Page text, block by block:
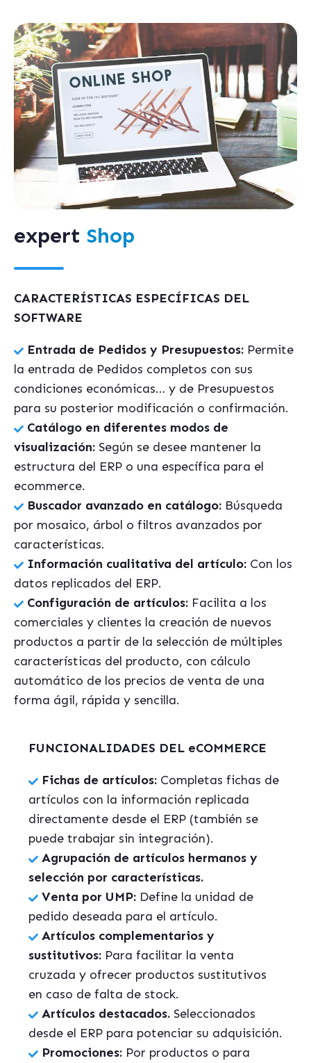
expert Shop
CARACTERÍSTICAS ESPECÍFICAS DEL
SOFTWARE
Entrada de Pedidos y Presupuestos: Permite
la entrada de Pedidos completos con sus
condiciones económicas… y de Presupuestos
para su posterior modificación o confirmación.
Catálogo en diferentes modos de
visualización: Según se desee mantener la
estructura del ERP o una específica para el
ecommerce.
Buscador avanzado en catálogo: Búsqueda
por mosaico, árbol o filtros avanzados por
características.
Información cualitativa del artículo: Con los
datos replicados del ERP.
Configuración de artículos: Facilita a los
comerciales y clientes la creación de nuevos
productos a partir de la selección de múltiples
características del producto, con cálculo
automático de los precios de venta de una
forma ágil, rápida y sencilla.
FUNCIONALIDADES DEL eCOMMERCE
Fichas de artículos: Completas fichas de
artículos con la información replicada
directamente desde el ERP (también se
puede trabajar sin integración).
Agrupación de artículos hermanos y
selección por características.
Venta por UMP: Define la unidad de
pedido deseada para el artículo.
Artículos complementarios y
sustitutivos: Para facilitar la venta
cruzada y ofrecer productos sustitutivos
en caso de falta de stock.
Artículos destacados. Seleccionados
desde el ERP para potenciar su adquisición.
Promociones: Por productos o para